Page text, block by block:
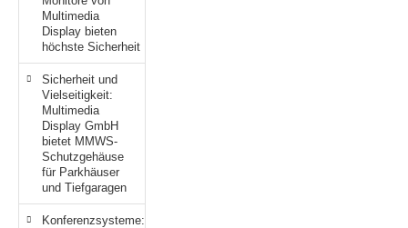
Multimedia
Display bieten
höchste Sicherheit
Sicherheit und
Vielseitigkeit:
Multimedia
Display GmbH
bietet MMWS-
Schutzgehäuse
für Parkhäuser
und Tiefgaragen
Konferenzsysteme: